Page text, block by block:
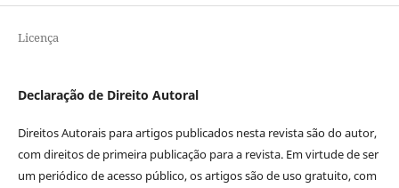
Licença
Declaração de Direito Autoral
Direitos Autorais para artigos publicados nesta revista são do autor,
com direitos de primeira publicação para a revista. Em virtude de ser
um periódico de acesso público, os artigos são de uso gratuito, com